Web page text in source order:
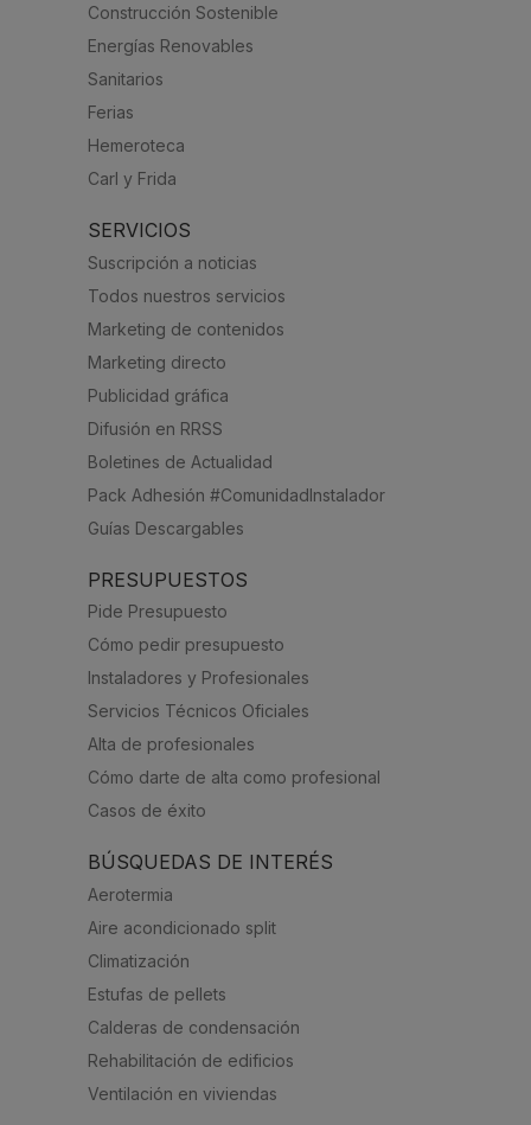
Construcción Sostenible
Energías Renovables
Sanitarios
Ferias
Hemeroteca
Carl y Frida
SERVICIOS
Suscripción a noticias
Todos nuestros servicios
Marketing de contenidos
Marketing directo
Publicidad gráfica
Difusión en RRSS
Boletines de Actualidad
Pack Adhesión #ComunidadInstalador
Guías Descargables
PRESUPUESTOS
Pide Presupuesto
Cómo pedir presupuesto
Instaladores y Profesionales
Servicios Técnicos Oficiales
Alta de profesionales
Cómo darte de alta como profesional
Casos de éxito
BÚSQUEDAS DE INTERÉS
Aerotermia
Aire acondicionado split
Climatización
Estufas de pellets
Calderas de condensación
Rehabilitación de edificios
Ventilación en viviendas